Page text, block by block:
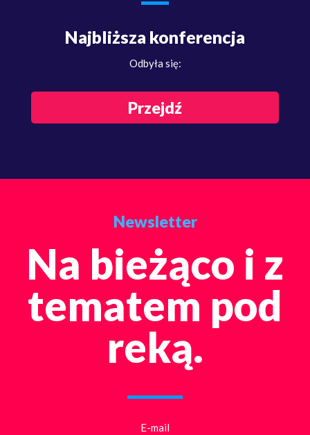
Najbliższa konferencja
Odbyła się:
Przejdź
Newsletter
Na bieżąco i z
tematem pod
reką.
E-mail